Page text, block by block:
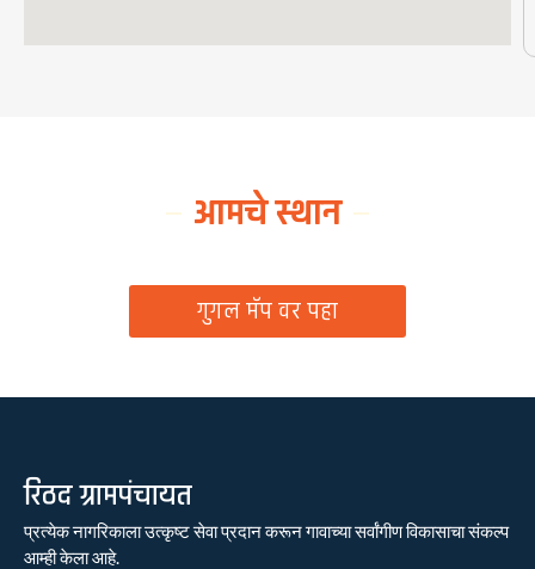
आमचे स्थान
गुगल मॅप वर पहा
रिठद ग्रामपंचायत
प्रत्येक नागरिकाला उत्कृष्ट सेवा प्रदान करून गावाच्या सर्वांगीण विकासाचा संकल्प
आम्ही केला आहे.